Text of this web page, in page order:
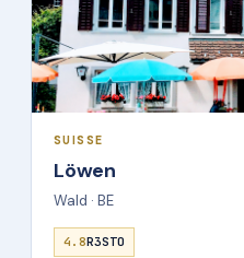
SUISSE
Löwen
Wald · BE
4.8R3STO